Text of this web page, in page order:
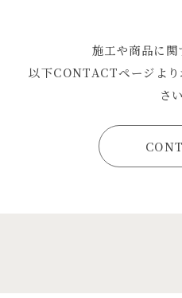
施工や商品に関
以下CONTACTページよ
さ